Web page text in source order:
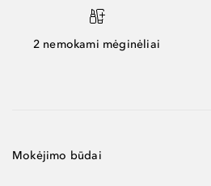
2 nemokami mėginėliai
Mokėjimo būdai